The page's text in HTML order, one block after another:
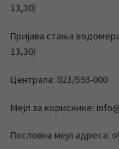
13,30)
Пријава стања
13,30)
Централа: 023/593-000
Мејл за кориснике:
Пословна мејл адреса: